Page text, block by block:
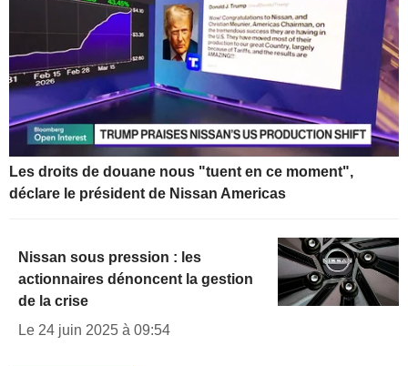
Les droits de douane nous "tuent en ce moment",
déclare le président de Nissan Americas
Nissan sous pression : les
actionnaires dénoncent la gestion
de la crise
Le 24 juin 2025 à 09:54